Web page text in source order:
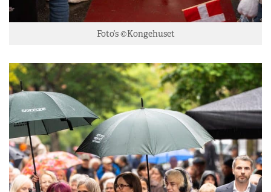
Foto’s ©Kongehuset